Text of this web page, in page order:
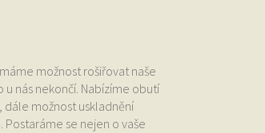
možnost rošiřovat naše
nás nekončí. Nabízíme obutí
dále možnost uskladnění
se nejen o vaše